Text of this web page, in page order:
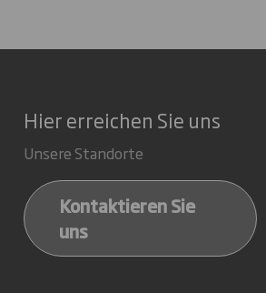
Hier erreichen Sie uns
Unsere Standorte
Kontaktieren Sie
uns